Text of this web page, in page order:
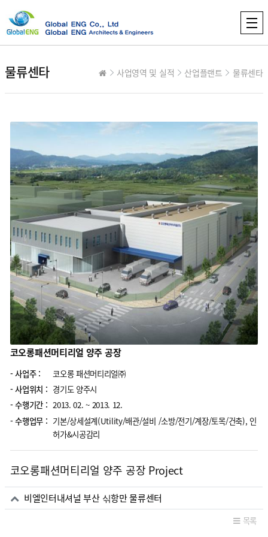
물류센타 사업영역 및 실적 산업플랜트 물류센타
컨텐츠 정보
본문
코오롱패션머티리얼 양주 공장
- 사업주 :
코오롱 패션머티리얼㈜
- 사업위치 : 경기도 양주시
- 수행기간 : 2013. 02. ~ 2013. 12.
- 수행업무 : 기본/상세설계(Utility/배관/설비 /소방/전기/계장/토목/건축), 인
허가&시공감리
코오롱패션머티리얼 양주 공장 Project
관련자료
비엘인터내셔널 부산 싞항만 물류센터
목록